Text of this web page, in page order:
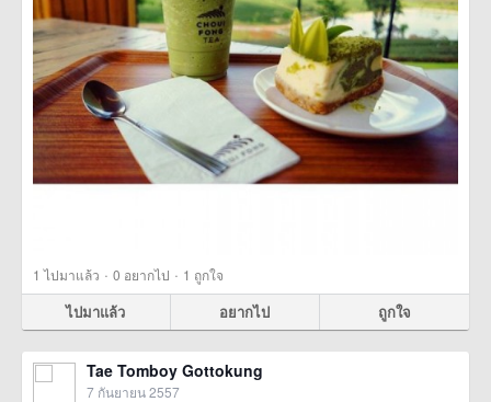
1 ไปมาแล้ว · 0 อยากไป · 1 ถูกใจ
ไปมาแล้ว อยากไป ถูกใจ
Tae Tomboy Gottokung
7 กันยายน 2557